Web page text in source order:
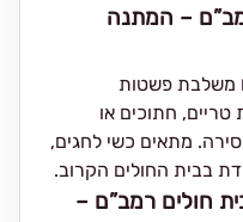
– המתנה
משלבת פשטות
חתוכים או
מתאים כשי לחגים,
בבית החולים הקרוב.
חולים רמב”ם –